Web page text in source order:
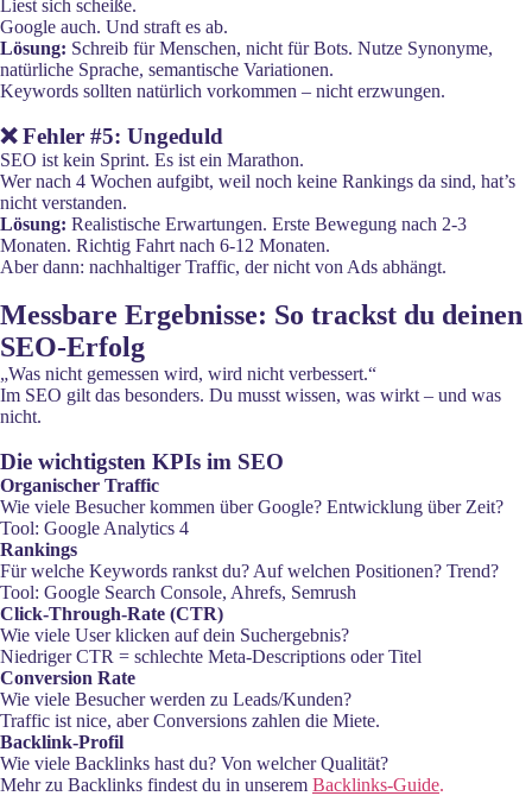
Liest sich scheiße.
Google auch. Und straft es ab.
Lösung: Schreib für Menschen, nicht für Bots. Nutze Synonyme,
natürliche Sprache, semantische Variationen.
Keywords sollten natürlich vorkommen – nicht erzwungen.
❌ Fehler #5: Ungeduld
SEO ist kein Sprint. Es ist ein Marathon.
Wer nach 4 Wochen aufgibt, weil noch keine Rankings da sind, hat’s
nicht verstanden.
Lösung: Realistische Erwartungen. Erste Bewegung nach 2-3
Monaten. Richtig Fahrt nach 6-12 Monaten.
Aber dann: nachhaltiger Traffic, der nicht von Ads abhängt.
Messbare Ergebnisse: So trackst du deinen
SEO-Erfolg
„Was nicht gemessen wird, wird nicht verbessert.“
Im SEO gilt das besonders. Du musst wissen, was wirkt – und was
nicht.
Die wichtigsten KPIs im SEO
Organischer Traffic
Wie viele Besucher kommen über Google? Entwicklung über Zeit?
Tool: Google Analytics 4
Rankings
Für welche Keywords rankst du? Auf welchen Positionen? Trend?
Tool: Google Search Console, Ahrefs, Semrush
Click-Through-Rate (CTR)
Wie viele User klicken auf dein Suchergebnis?
Niedriger CTR = schlechte Meta-Descriptions oder Titel
Conversion Rate
Wie viele Besucher werden zu Leads/Kunden?
Traffic ist nice, aber Conversions zahlen die Miete.
Backlink-Profil
Wie viele Backlinks hast du? Von welcher Qualität?
Mehr zu Backlinks findest du in unserem Backlinks-Guide.